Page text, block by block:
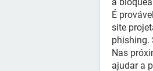
É
site
phishing.
Nas
ajudar a